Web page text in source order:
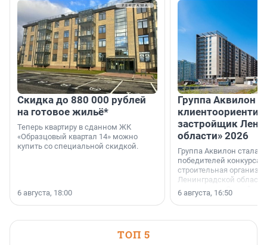
Скидка до 880 000 рублей
на готовое жильё*
Теперь квартиру в сданном ЖК
«Образцовый квартал 14» можно
купить со специальной скидкой.
6 августа, 18:00
Группа Аквилон
застройщик
области» 2026
Группа Аквилон стала
победителей конкурса
строительная
Ленинградской области
номинации «Самый
застройщик
области».
6 августа, 16:50
ТОП 5